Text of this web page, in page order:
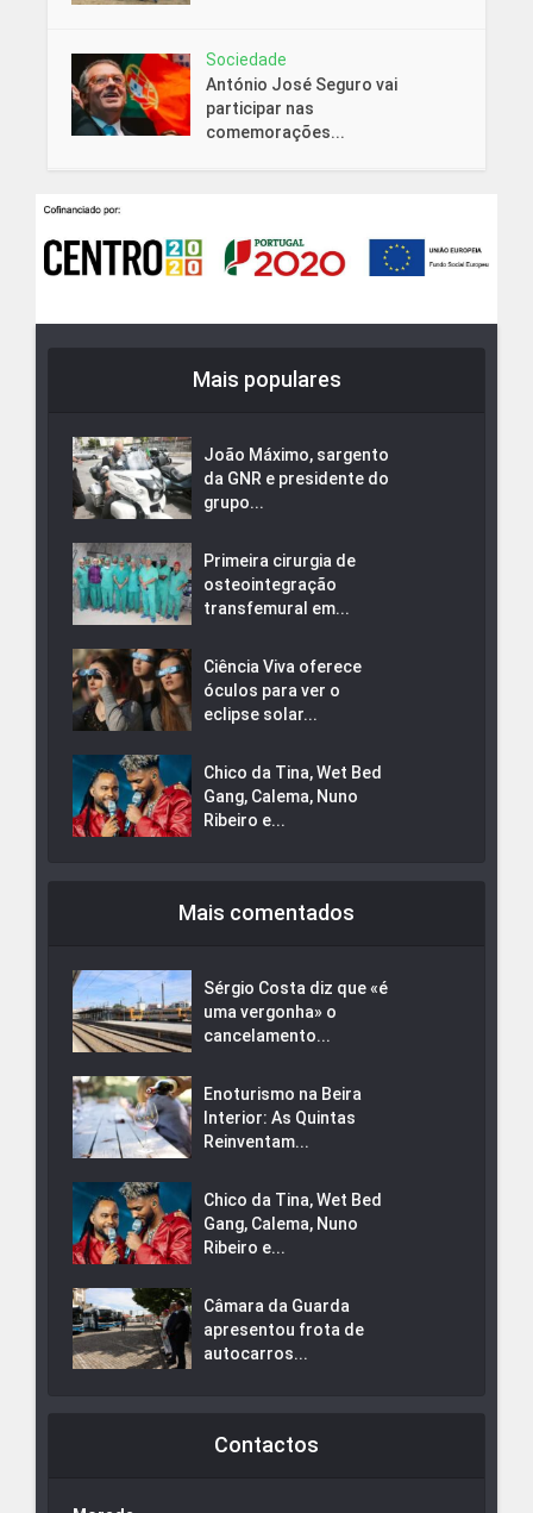
Sociedade
António José Seguro vai
participar nas
comemorações...
Mais populares
João Máximo, sargento
da GNR e presidente do
grupo...
Primeira cirurgia de
osteointegração
transfemural em...
Ciência Viva oferece
óculos para ver o
eclipse solar...
Chico da Tina, Wet Bed
Gang, Calema, Nuno
Ribeiro e...
Mais comentados
Sérgio Costa diz que «é
uma vergonha» o
cancelamento...
Enoturismo na Beira
Interior: As Quintas
Reinventam...
Chico da Tina, Wet Bed
Gang, Calema, Nuno
Ribeiro e...
Câmara da Guarda
apresentou frota de
autocarros...
Contactos